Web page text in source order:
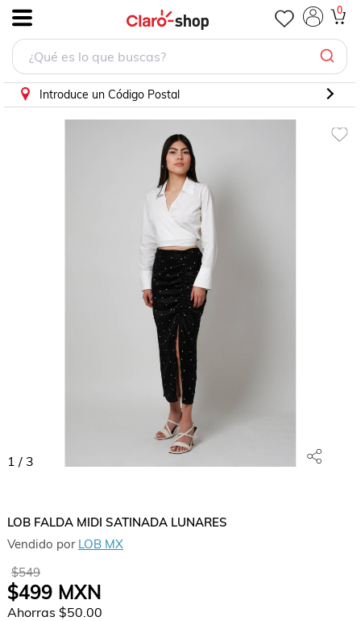
0
Introduce un Código Postal
1 / 3
LOB FALDA MIDI SATINADA LUNARES
Vendido por LOB MX
$549
$499MXN
Ahorras $50.00